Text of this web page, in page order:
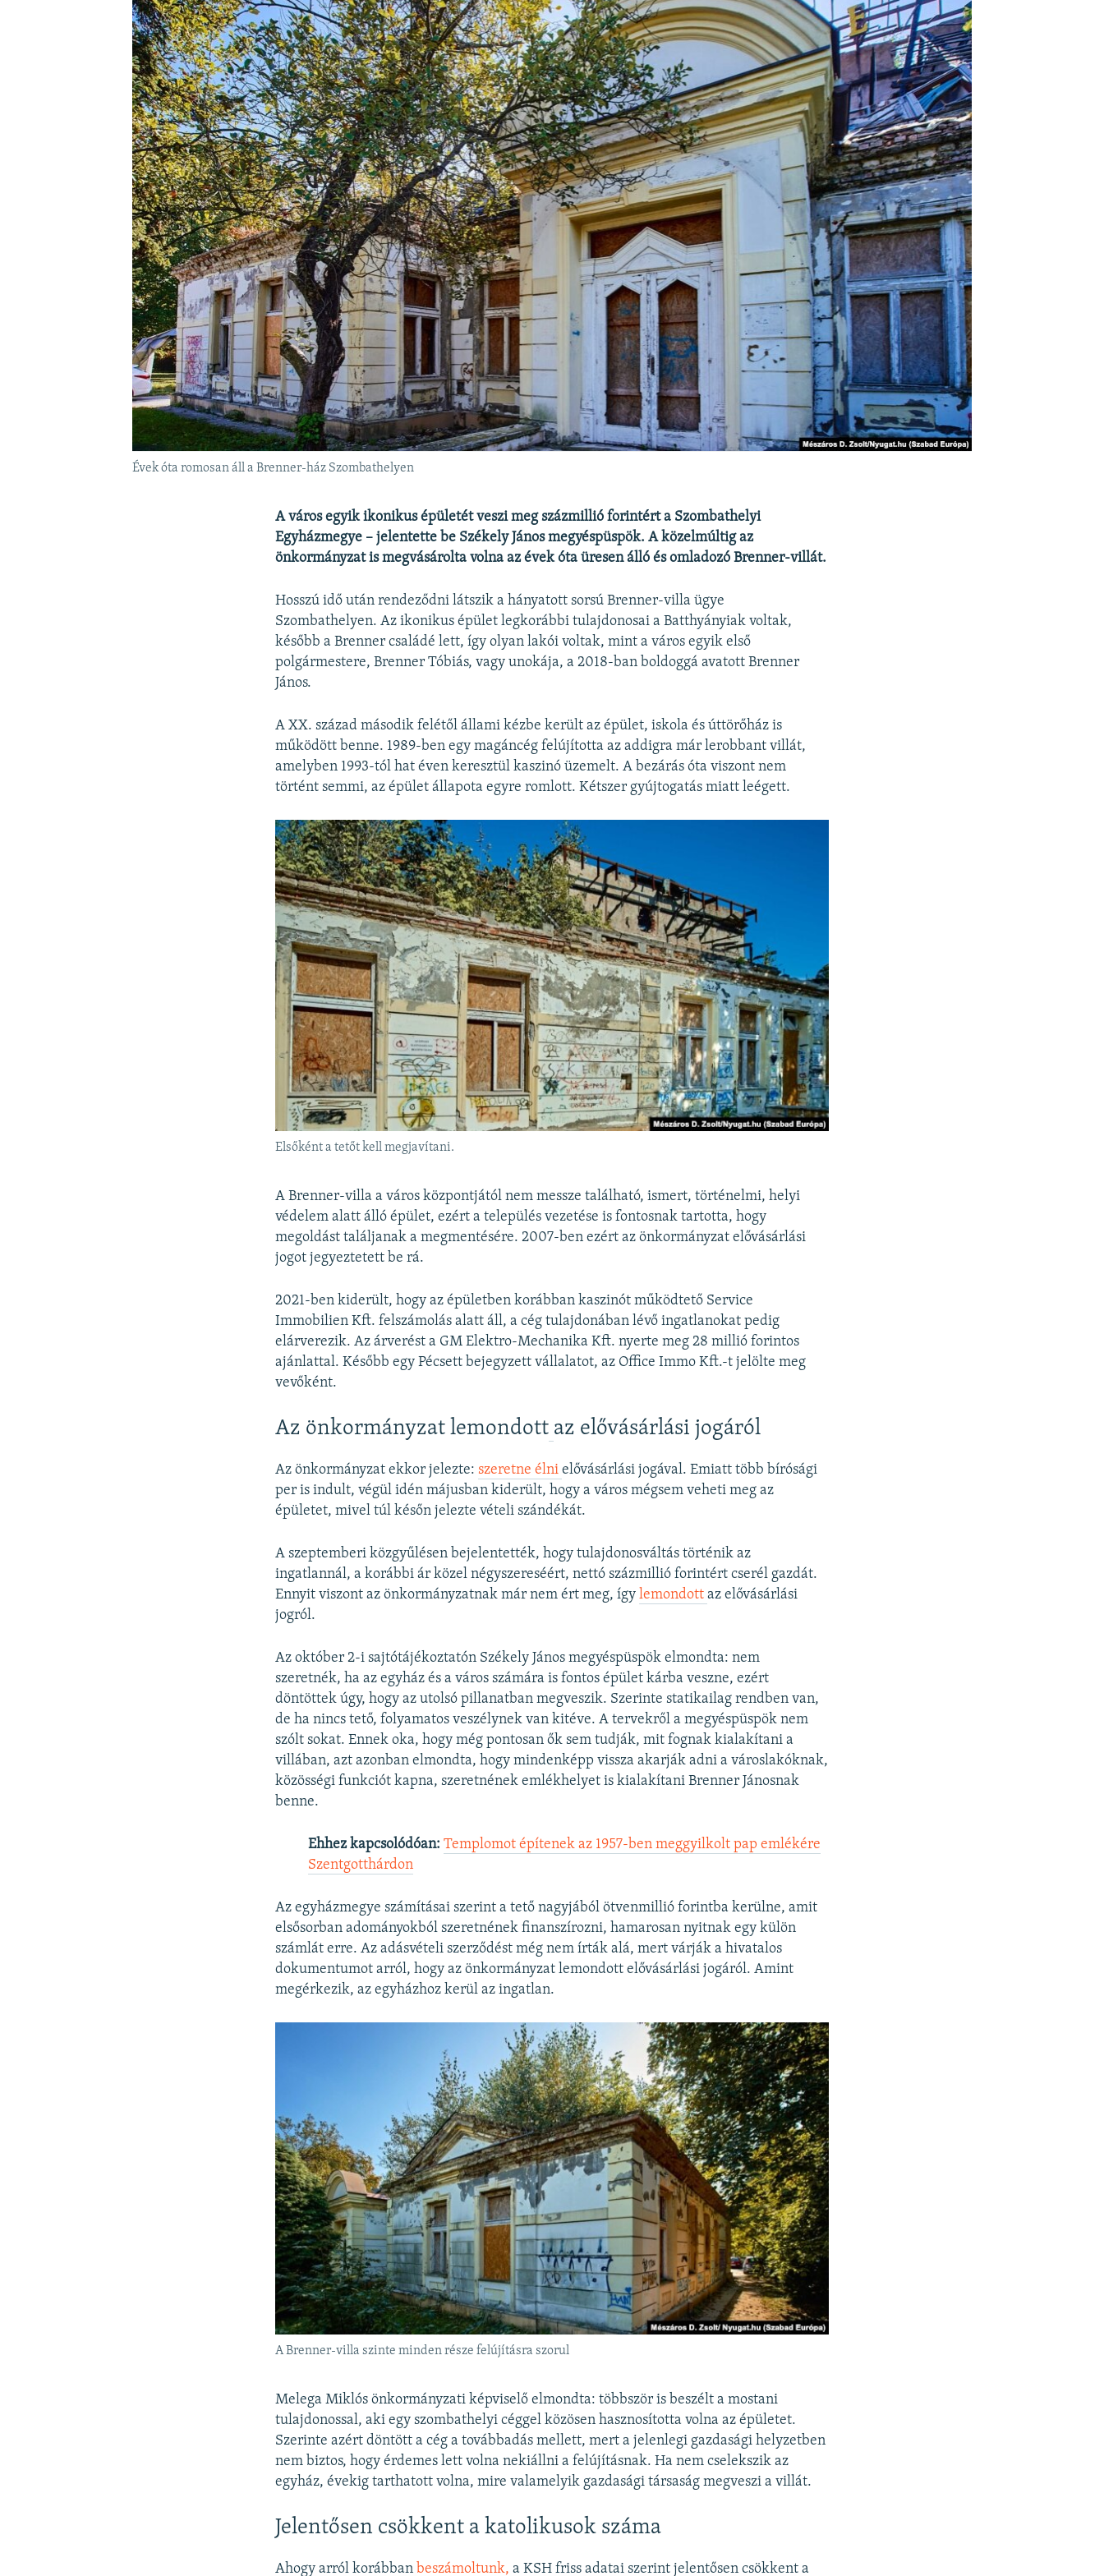
A MÚLT TANULSÁGAI
Évek óta romosan áll a Brenner-ház Szombathelyen
A város egyik ikonikus épületét veszi meg százmillió forintért a Szombathelyi
Egyházmegye – jelentette be Székely János megyéspüspök. A közelmúltig az
önkormányzat is megvásárolta volna az évek óta üresen álló és omladozó Brenner-villát.
Hosszú idő után rendeződni látszik a hányatott sorsú Brenner-villa ügye
Szombathelyen. Az ikonikus épület legkorábbi tulajdonosai a Batthyányiak voltak,
később a Brenner családé lett, így olyan lakói voltak, mint a város egyik első
polgármestere, Brenner Tóbiás, vagy unokája, a 2018-ban boldoggá avatott Brenner
János.
A XX. század második felétől állami kézbe került az épület, iskola és úttörőház is
működött benne. 1989-ben egy magáncég felújította az addigra már lerobbant villát,
amelyben 1993-tól hat éven keresztül kaszinó üzemelt. A bezárás óta viszont nem
történt semmi, az épület állapota egyre romlott. Kétszer gyújtogatás miatt leégett.
Elsőként a tetőt kell megjavítani.
A Brenner-villa a város központjától nem messze található, ismert, történelmi, helyi
védelem alatt álló épület, ezért a település vezetése is fontosnak tartotta, hogy
megoldást találjanak a megmentésére. 2007-ben ezért az önkormányzat elővásárlási
jogot jegyeztetett be rá.
2021-ben kiderült, hogy az épületben korábban kaszinót működtető Service
Immobilien Kft. felszámolás alatt áll, a cég tulajdonában lévő ingatlanokat pedig
elárverezik. Az árverést a GM Elektro-Mechanika Kft. nyerte meg 28 millió forintos
ajánlattal. Később egy Pécsett bejegyzett vállalatot, az Office Immo Kft.-t jelölte meg
vevőként.
Az önkormányzat lemondott az elővásárlási jogáról
Az önkormányzat ekkor jelezte: szeretne élnielővásárlási jogával. Emiatt több bírósági
per is indult, végül idén májusban kiderült, hogy a város mégsem veheti meg az
épületet, mivel túl későn jelezte vételi szándékát.
A szeptemberi közgyűlésen bejelentették, hogy tulajdonosváltás történik az
ingatlannál, a korábbi ár közel négyszereséért, nettó százmillió forintért cserél gazdát.
Ennyit viszont az önkormányzatnak már nem ért meg, ígylemondottaz elővásárlási
jogról.
Az október 2-i sajtótájékoztatón Székely János megyéspüspök elmondta: nem
szeretnék, ha az egyház és a város számára is fontos épület kárba veszne, ezért
döntöttek úgy, hogy az utolsó pillanatban megveszik. Szerinte statikailag rendben van,
de ha nincs tető, folyamatos veszélynek van kitéve. A tervekről a megyéspüspök nem
szólt sokat. Ennek oka, hogy még pontosan ők sem tudják, mit fognak kialakítani a
villában, azt azonban elmondta, hogy mindenképp vissza akarják adni a városlakóknak,
közösségi funkciót kapna, szeretnének emlékhelyet is kialakítani Brenner Jánosnak
benne.
Ehhez kapcsolódóan:Templomot építenek az 1957-ben meggyilkolt pap emlékére
Szentgotthárdon
Az egyházmegye számításai szerint a tető nagyjából ötvenmillió forintba kerülne, amit
elsősorban adományokból szeretnének finanszírozni, hamarosan nyitnak egy külön
számlát erre. Az adásvételi szerződést még nem írták alá, mert várják a hivatalos
dokumentumot arról, hogy az önkormányzat lemondott elővásárlási jogáról. Amint
megérkezik, az egyházhoz kerül az ingatlan.
A Brenner-villa szinte minden része felújításra szorul
Melega Miklós önkormányzati képviselő elmondta: többször is beszélt a mostani
tulajdonossal, aki egy szombathelyi céggel közösen hasznosította volna az épületet.
Szerinte azért döntött a cég a továbbadás mellett, mert a jelenlegi gazdasági helyzetben
nem biztos, hogy érdemes lett volna nekiállni a felújításnak. Ha nem cselekszik az
egyház, évekig tarthatott volna, mire valamelyik gazdasági társaság megveszi a villát.
Jelentősen csökkent a katolikusok száma
Ahogy arról korábban beszámoltunk,a KSH friss adatai szerint jelentősen csökkent a